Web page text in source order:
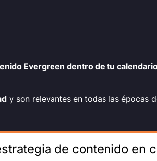
Evergreen dentro de tu
y son relevantes en todas las épocas
de contenido en